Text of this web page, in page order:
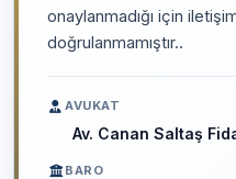
onaylanmadığı için
doğrulanmamıştır..
AVUKAT
Av. Canan Saltaş
BARO